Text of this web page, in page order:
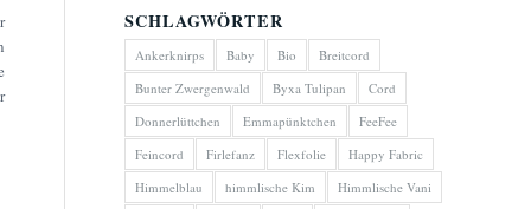
SCHLAGWÖRTER
Ankerknirps Baby Bio
Breitcord
Bunter Zwergenwald
Byxa Tulipan
Cord
Donnerlüttchen
Emmapünktchen
FeeFee
Feincord
Firlefanz Flexfolie
Happy Fabric
Himmelblau
himmlische Kim
Himmlische Vani